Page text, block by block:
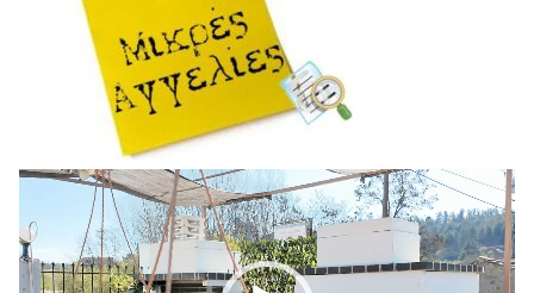
Πρόγραμμα
Αναπαραγωγής
Βίντεο